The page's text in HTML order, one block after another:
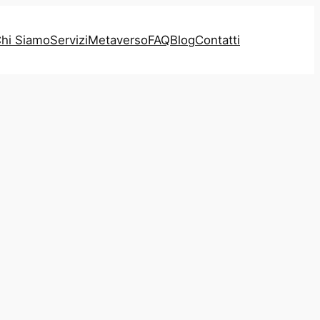
SiamoServiziMetaversoFAQBlogContatti